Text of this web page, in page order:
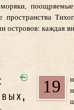
каждая
19